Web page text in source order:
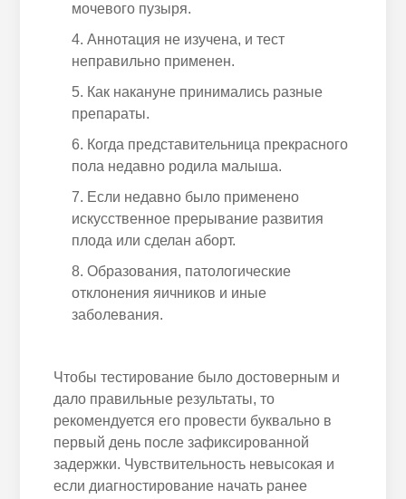
мочевого пузыря.
Аннотация не изучена, и тест
неправильно применен.
Как накануне принимались разные
препараты.
Когда представительница прекрасного
пола недавно родила малыша.
Если недавно было применено
искусственное прерывание развития
плода или сделан аборт.
Образования, патологические
отклонения яичников и иные
заболевания.
Чтобы тестирование было достоверным и
дало правильные результаты, то
рекомендуется его провести буквально в
первый день после зафиксированной
задержки. Чувствительность невысокая и
если диагностирование начать ранее